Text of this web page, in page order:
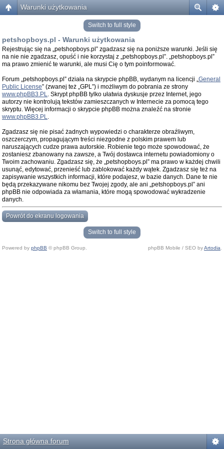
Warunki użytkowania
Switch to full style
petshopboys.pl - Warunki użytkowania
Rejestrując się na „petshopboys.pl” zgadzasz się na poniższe warunki. Jeśli się
na nie nie zgadzasz, opuść i nie korzystaj z „petshopboys.pl”. „petshopboys.pl”
ma prawo zmienić te warunki, ale musi Cię o tym poinformować.
Forum „petshopboys.pl” działa na skrypcie phpBB, wydanym na licencji „General
Public License” (zwanej też „GPL”) i możliwym do pobrania ze strony
www.phpBB3.PL. Skrypt phpBB tylko ułatwia dyskusje przez Internet, jego
autorzy nie kontrolują tekstów zamieszczanych w Internecie za pomocą tego
skryptu. Więcej informacji o skrypcie phpBB można znaleźć na stronie
www.phpBB3.PL.
Zgadzasz się nie pisać żadnych wypowiedzi o charakterze obraźliwym,
oszczerczym, propagującym treści niezgodne z polskim prawem lub
naruszających cudze prawa autorskie. Robienie tego może spowodować, że
zostaniesz zbanowany na zawsze, a Twój dostawca internetu powiadomiony o
Twoim zachowaniu. Zgadzasz się, że „petshopboys.pl” ma prawo w każdej chwili
usunąć, edytować, przenieść lub zablokować każdy wątek. Zgadzasz się też na
zapisywanie wszystkich informacji, które podajesz, w bazie danych. Dane te nie
będą przekazywane nikomu bez Twojej zgody, ale ani „petshopboys.pl” ani
phpBB nie odpowiada za włamania, które mogą spowodować wykradzenie
danych.
Powrót do ekranu logowania
Switch to full style
Powered by phpBB © phpBB Group. phpBB Mobile / SEO byArtodia
Strona główna forum